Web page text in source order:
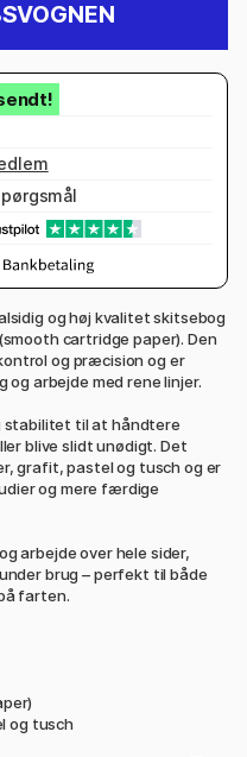
og høj kvalitet skitsebog
cartridge paper). Den
og præcision og er
arbejde med rene linjer.
stabilitet til at håndtere
blive slidt unødigt. Det
grafit, pastel og tusch og er
og mere færdige
arbejde over hele sider,
brug – perfekt til både
farten.
og tusch